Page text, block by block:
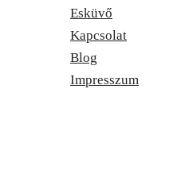
Esküvő
Kapcsolat
Blog
Impresszum